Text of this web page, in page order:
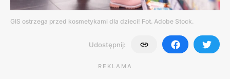
GIS ostrzega przed kosmetykami dla dzieci! Fot. Adobe Stock.
Udostępnij:
REKLAMA